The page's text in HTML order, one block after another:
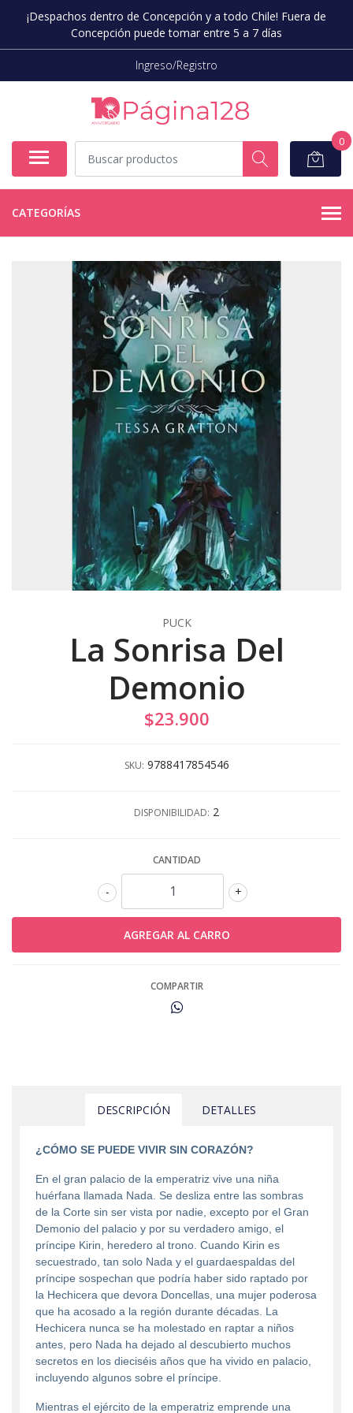
¡Despachos dentro de Concepción y a todo Chile! Fuera de
Concepción puede tomar entre 5 a 7 días
Ingreso/Registro
0
CATEGORÍAS
PUCK
La Sonrisa Del
Demonio
$23.900
SKU: 9788417854546
DISPONIBILIDAD: 2
CANTIDAD
+
-
COMPARTIR
DESCRIPCIÓN DETALLES
¿CÓMO SE PUEDE VIVIR SIN CORAZÓN?
En el gran palacio de la emperatriz vive una niña
huérfana llamada Nada. Se desliza entre las sombras
de la Corte sin ser vista por nadie, excepto por el Gran
Demonio del palacio y por su verdadero amigo, el
príncipe Kirin, heredero al trono. Cuando Kirin es
secuestrado, tan solo Nada y el guardaespaldas del
príncipe sospechan que podría haber sido raptado por
la Hechicera que devora Doncellas, una mujer poderosa
que ha acosado a la región durante décadas. La
Hechicera nunca se ha molestado en raptar a niños
antes, pero Nada ha dejado al descubierto muchos
secretos en los dieciséis años que ha vivido en palacio,
incluyendo algunos sobre el príncipe.
Mientras el ejército de la emperatriz emprende una